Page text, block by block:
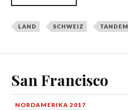
LAND SCHWEIZ TANDEM
San Francisco
NORDAMERIKA 2017